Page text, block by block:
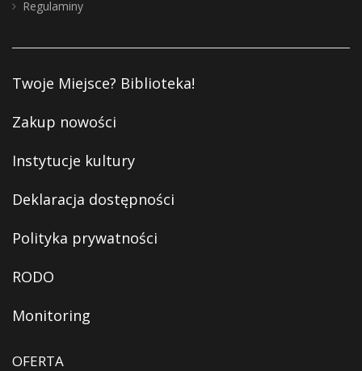
Regulaminy
Twoje Miejsce? Biblioteka!
Zakup nowości
Instytucje kultury
Deklaracja dostępności
Polityka prywatności
RODO
Monitoring
OFERTA